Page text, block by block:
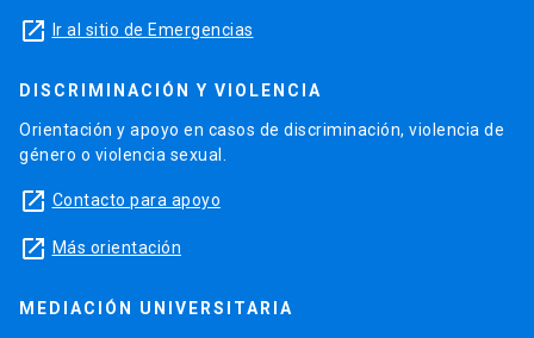
launch Ir al sitio de Emergencias
DISCRIMINACIÓN Y VIOLENCIA
Orientación y apoyo en casos de discriminación, violencia de
género o violencia sexual.
launch Contacto para apoyo
launch Más orientación
MEDIACIÓN UNIVERSITARIA